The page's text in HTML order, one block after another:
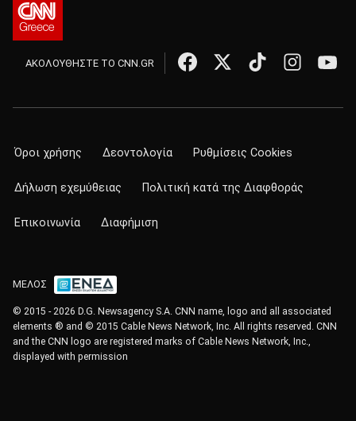
ΑΚΟΛΟΥΘΗΣΤΕ ΤΟ CNN.GR
Όροι χρήσης Δεοντολογία Ρυθμίσεις Cookies
Δήλωση εχεμύθειας Πολιτική κατά της Διαφθοράς
Επικοινωνία Διαφήμιση
ΜΕΛΟΣ
© 2015 - 2026 D.G. Newsagency S.A. CNN name, logo and all associated
elements ® and © 2015 Cable News Network, Inc. All rights reserved. CNN
and the CNN logo are registered marks of Cable News Network, Inc.,
displayed with permission